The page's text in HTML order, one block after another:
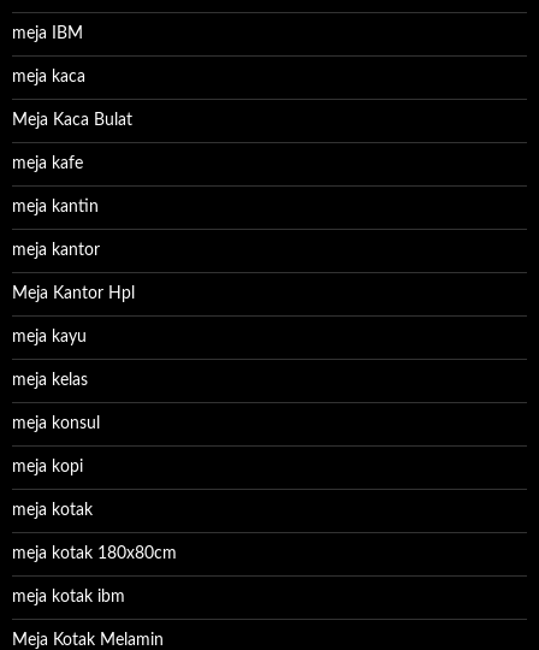
meja IBM
meja kaca
Meja Kaca Bulat
meja kafe
meja kantin
meja kantor
Meja Kantor Hpl
meja kayu
meja kelas
meja konsul
meja kopi
meja kotak
meja kotak 180x80cm
meja kotak ibm
Meja Kotak Melamin